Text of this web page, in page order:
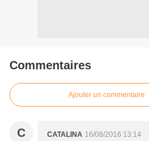
Commentaires
Ajouter un commentaire
C CATALINA 16/08/2016 13:14